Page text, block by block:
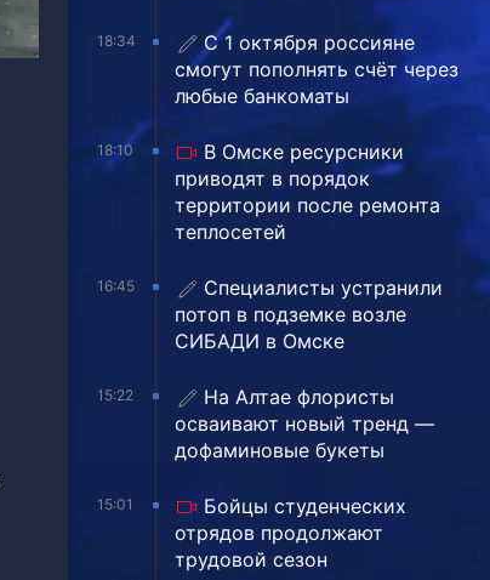
18:34
С 1 октября россияне
смогут пополнять счёт через
любые банкоматы
18:10
В Омске ресурсники
приводят в порядок
территории после ремонта
теплосетей
16:45
Специалисты устранили
потоп в подземке возле
СИБАДИ в Омске
15:22
На Алтае флористы
осваивают новый тренд —
дофаминовые букеты
15:01
Бойцы студенческих
отрядов продолжают
трудовой сезон